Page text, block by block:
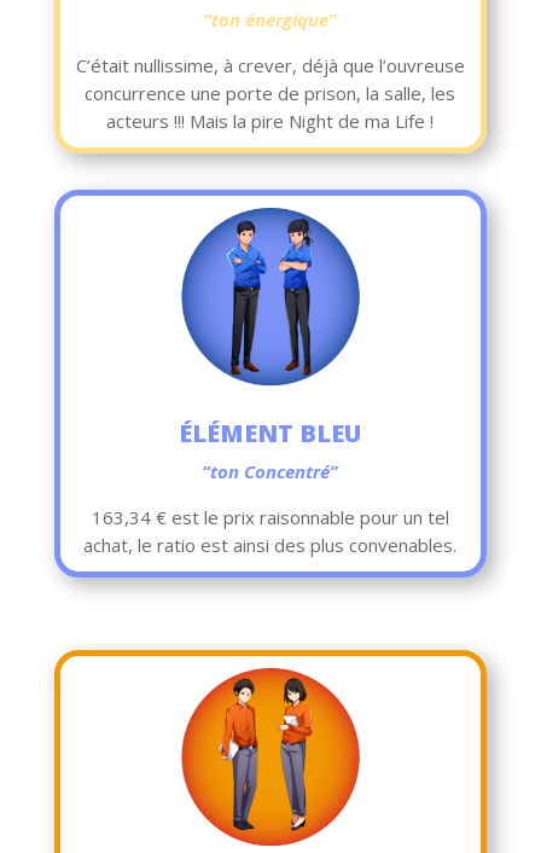
“ton énergique”
C’était nullissime, à crever, déjà que l’ouvreuse
concurrence une porte de prison, la salle, les
acteurs !!! Mais la pire Night de ma Life !
ÉLÉMENT BLEU
“ton Concentré”
163,34 € est le prix raisonnable pour un tel
achat, le ratio est ainsi des plus convenables.